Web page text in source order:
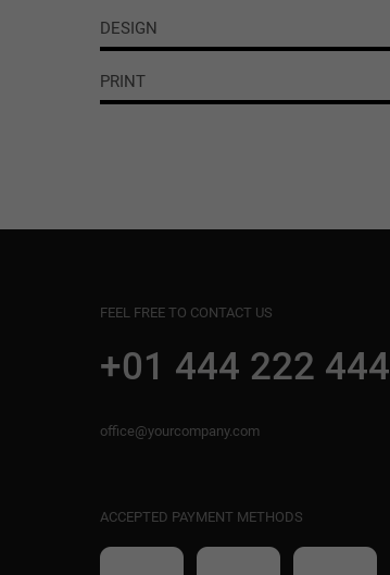
DESIGN
PRINT
FEEL FREE TO CONTACT US
+01 444 222 444
office@yourcompany.com
ACCEPTED PAYMENT METHODS